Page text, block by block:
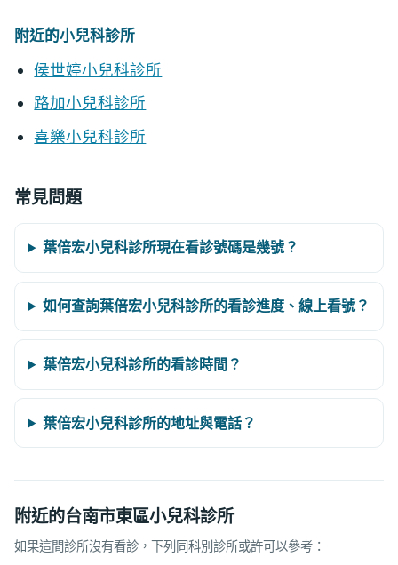
附近的小兒科診所
侯世婷小兒科診所
路加小兒科診所
喜樂小兒科診所
常見問題
葉倍宏小兒科診所現在看診號碼是幾號？
如何查詢葉倍宏小兒科診所的看診進度、線上看號？
葉倍宏小兒科診所的看診時間？
葉倍宏小兒科診所的地址與電話？
附近的台南市東區小兒科診所
如果這間診所沒有看診，下列同科別診所或許可以參考：